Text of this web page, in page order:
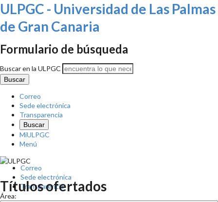
ULPGC - Universidad de Las Palmas
de Gran Canaria
Formulario de búsqueda
Buscar en la ULPGC
Correo
Sede electrónica
Transparencia
Buscar
MiULPGC
Menú
Correo
Sede electrónica
Transparencia
Títulos ofertados
Área: